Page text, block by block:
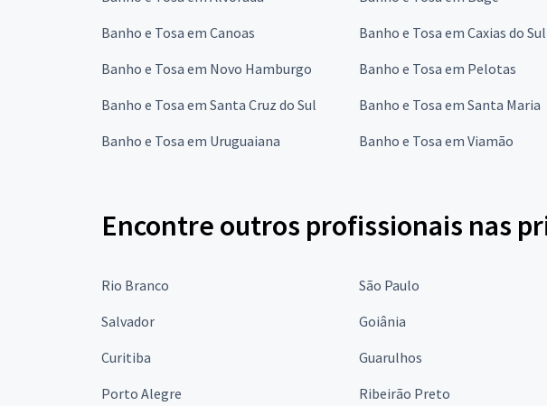
Banho e Tosa em Canoas
Banho e Tosa em Caxias do Sul
Banho e Tosa em Novo Hamburgo
Banho e Tosa em Pelotas
Banho e Tosa em Santa Cruz do Sul
Banho e Tosa em Santa Maria
Banho e Tosa em Uruguaiana
Banho e Tosa em Viamão
Encontre outros profissionais nas
Rio Branco São Paulo
Salvador
Goiânia
Curitiba
Guarulhos
Porto Alegre
Ribeirão Preto